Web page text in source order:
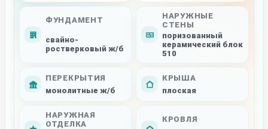
ФУНДАМЕНТ
свайно-
ростверковый ж/б
НАРУЖНЫЕ
СТЕНЫ
поризованный
керамический блок
510
ПЕРЕКРЫТИЯ
монолитные ж/б
КРЫША
плоская
НАРУЖНАЯ
ОТДЕЛКА
КРОВЛЯ